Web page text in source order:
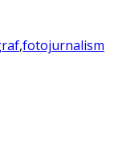
,fotojurnalism